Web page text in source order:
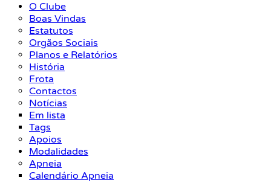
O Clube
Boas Vindas
Estatutos
Orgãos Sociais
Planos e Relatórios
História
Frota
Contactos
Notícias
Em lista
Tags
Apoios
Modalidades
Apneia
Calendário Apneia